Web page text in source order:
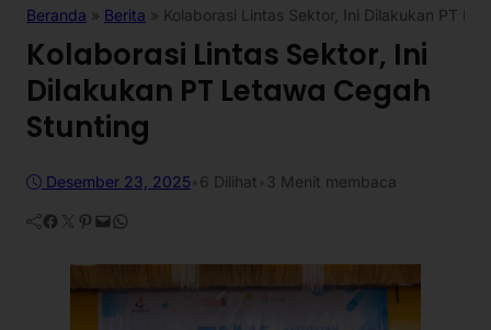
Beranda » Berita » Kolaborasi Lintas Sektor, Ini Dilakukan PT
Kolaborasi Lintas Sektor, Ini
Dilakukan PT Letawa Cegah
Stunting
Desember 23, 2025 6 Dilihat 3 Menit membaca
Facebook Twitter Pinterest Mail WhatsApp